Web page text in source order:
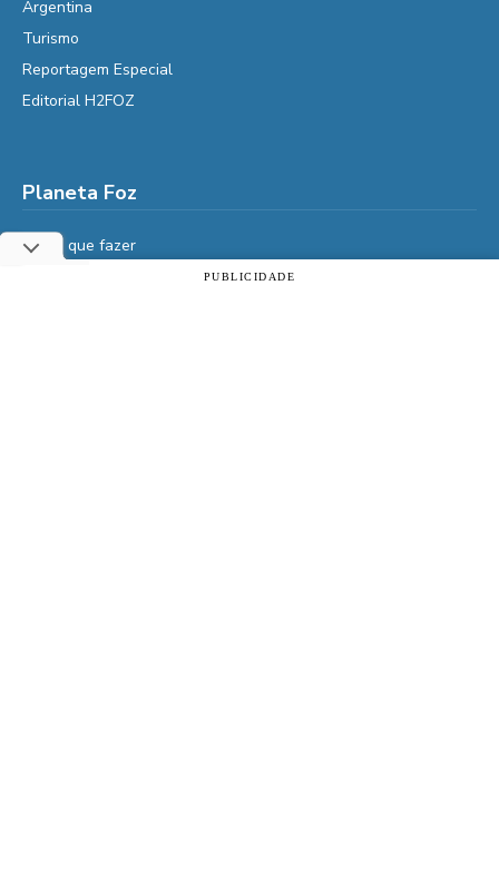
Argentina
Turismo
Reportagem Especial
Editorial H2FOZ
Planeta Foz
Foz, o que fazer
PUBLICIDADE